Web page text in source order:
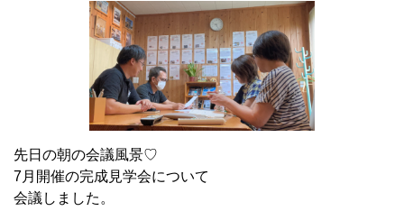
先日の朝の会議風景♡
7月開催の完成見学会について
会議しました。